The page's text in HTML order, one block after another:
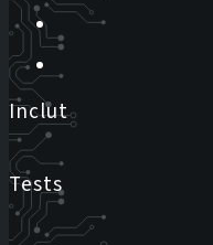
Inclut
Tests